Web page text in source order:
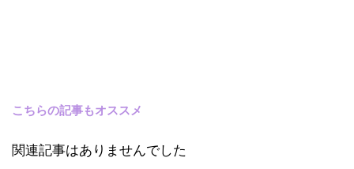
こちらの記事もオススメ
関連記事はありませんでした